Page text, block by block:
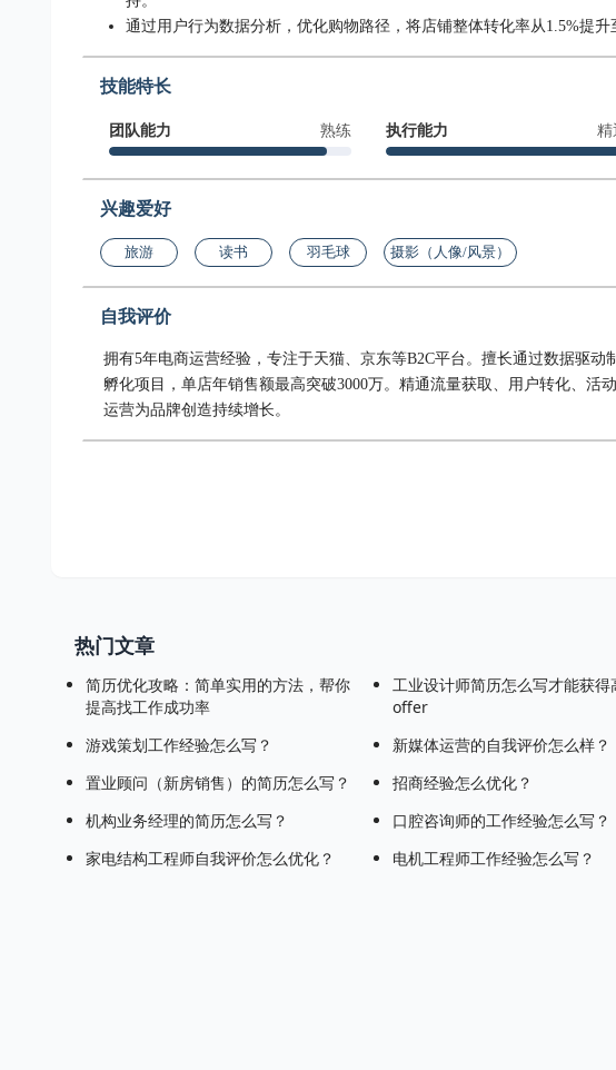
通过用户行为数据分析，优化购物路径，将店铺整体转化率从1.5%提升
技能特长
团队能力 熟练 执行能力 精
兴趣爱好
旅游 读书 羽毛球 摄影（人像/风景）
自我评价
拥有5年电商运营经验，专注于天猫、京东等B2C平台。擅长通过数据驱动
孵化项目，单店年销售额最高突破3000万。精通流量获取、用户转化、活
运营为品牌创造持续增长。
热门文章
简历优化攻略：简单实用的方法，帮你
提高找工作成功率
工业设计师简历怎么写才能获得
offer
游戏策划工作经验怎么写？ 新媒体运营的自我评价怎么样？
置业顾问（新房销售）的简历怎么写？
招商经验怎么优化？
机构业务经理的简历怎么写？
口腔咨询师的工作经验怎么写？
家电结构工程师自我评价怎么优化？
电机工程师工作经验怎么写？